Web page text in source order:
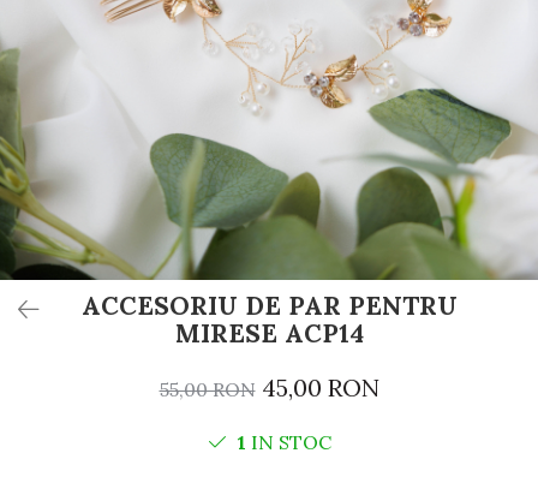
Trusouri botez
Etichete marturii botez
ACCESORIU DE PAR PENTRU
MIRESE ACP14
55,00 RON 45,00 RON
1 IN STOC